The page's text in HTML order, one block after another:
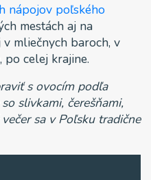
nápojov poľského
mestách aj na
v mliečnych baroch, v
po celej krajine.
s ovocím podľa
slivkami, čerešňami,
sa v Poľsku tradične